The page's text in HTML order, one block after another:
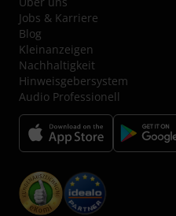
Jobs & Karriere
Blog
Kleinanzeigen
Nachhaltigkeit
Hinweisgebersystem
Audio Professionell